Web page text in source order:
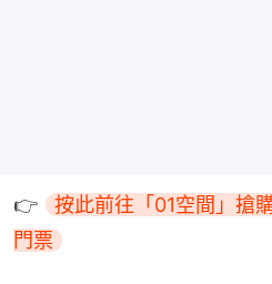
👉
按此前往「01空間」搶
門票